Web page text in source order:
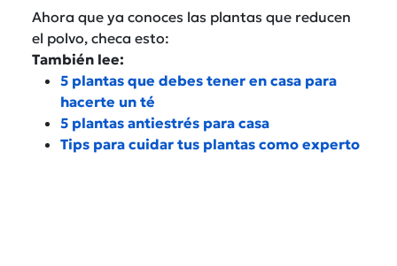
Ahora que ya conoces las plantas que reducen
el polvo, checa esto:
También lee:
5 plantas que debes tener en casa para
hacerte un té
5 plantas antiestrés para casa
Tips para cuidar tus plantas como experto